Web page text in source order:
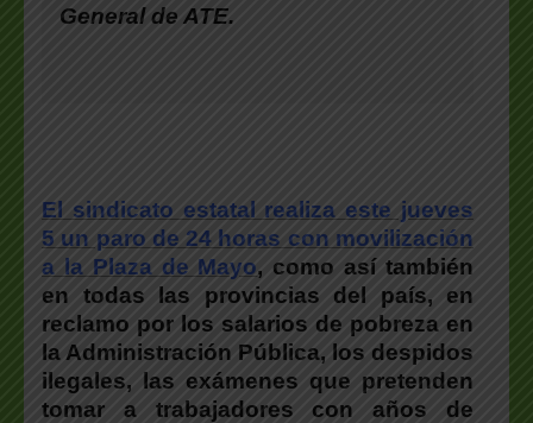
General de ATE.
El sindicato estatal realiza este jueves
5 un paro de 24 horas con movilización
a la Plaza de Mayo, como así también
en todas las provincias del país, en
reclamo por los salarios de pobreza en
la Administración Pública, los despidos
ilegales, las exámenes que pretenden
tomar a trabajadores con años de